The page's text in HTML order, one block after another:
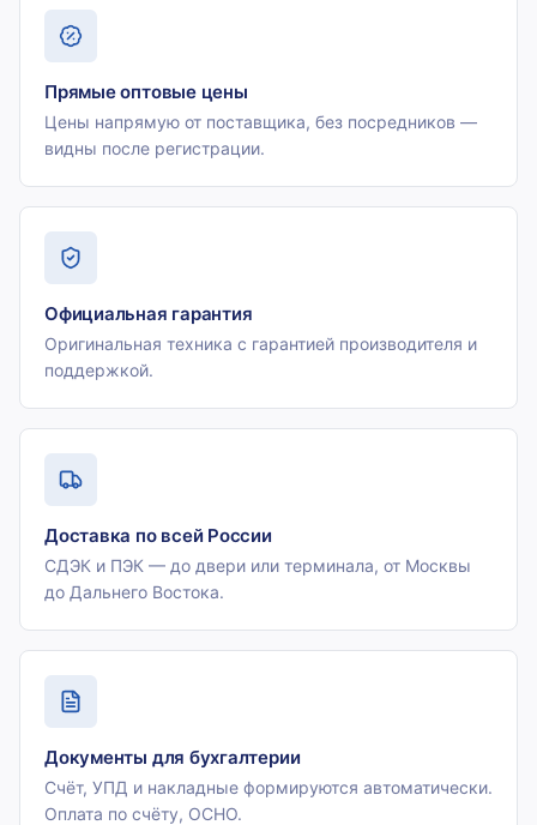
Прямые оптовые цены
Цены напрямую от поставщика, без посредников —
видны после регистрации.
Официальная гарантия
Оригинальная техника с гарантией производителя и
поддержкой.
Доставка по всей России
СДЭК и ПЭК — до двери или терминала, от Москвы
до Дальнего Востока.
Документы для бухгалтерии
Счёт, УПД и накладные формируются автоматически.
Оплата по счёту, ОСНО.